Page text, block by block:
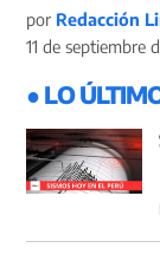
por Redacción
11 de septiembre
● LO